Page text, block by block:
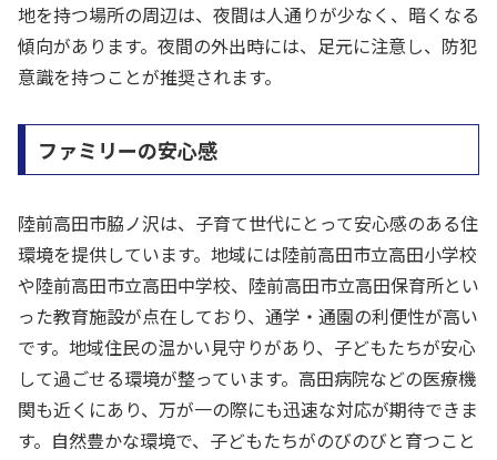
地を持つ場所の周辺は、夜間は人通りが少なく、暗くなる
傾向があります。夜間の外出時には、足元に注意し、防犯
意識を持つことが推奨されます。
ファミリーの安心感
陸前高田市脇ノ沢は、子育て世代にとって安心感のある住
環境を提供しています。地域には陸前高田市立高田小学校
や陸前高田市立高田中学校、陸前高田市立高田保育所とい
った教育施設が点在しており、通学・通園の利便性が高い
です。地域住民の温かい見守りがあり、子どもたちが安心
して過ごせる環境が整っています。高田病院などの医療機
関も近くにあり、万が一の際にも迅速な対応が期待できま
す。自然豊かな環境で、子どもたちがのびのびと育つこと